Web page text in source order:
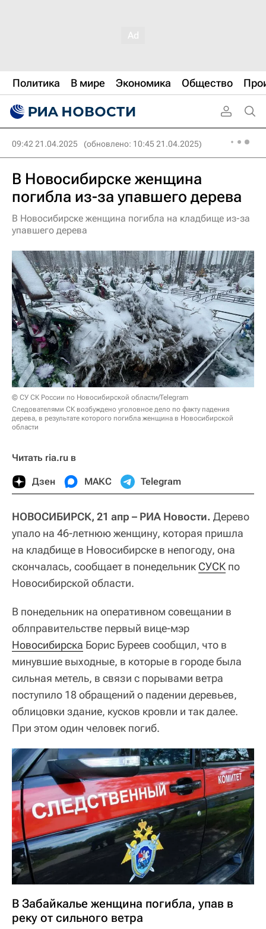
Политика В мире Экономика Общество
09:42 21.04.2025 (обновлено: 10:45 21.04.2025)
В Новосибирске женщина
погибла из-за упавшего дерева
В Новосибирске женщина погибла на кладбище из-за
упавшего дерева
© СУ СК России по Новосибирской области/Telegram
Следователями СК возбуждено уголовное дело по факту падения
дерева, в результате которого погибла женщина в Новосибирской
области
Читать ria.ru в
Дзен МАКС Telegram
НОВОСИБИРСК, 21 апр – РИА Новости. Дерево
упало на 46-летнюю женщину, которая пришла
на кладбище в Новосибирске в непогоду, она
скончалась, сообщает в понедельник СУСК по
Новосибирской области.
В понедельник на оперативном совещании в
облправительстве первый вице-мэр
Новосибирска Борис Буреев сообщил, что в
минувшие выходные, в которые в городе была
сильная метель, в связи с порывами ветра
поступило 18 обращений о падении деревьев,
облицовки здание, кусков кровли и так далее.
При этом один человек погиб.
В Забайкалье женщина погибла, упав в
реку от сильного ветра